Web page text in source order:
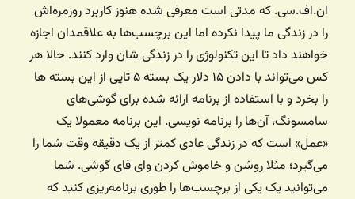
ان.اف.سی. که مدتی است معرفی شده هنوز کاربرد روزمره‌اش
را در زندگی ما پیدا نکرده اما این برچسب‌ها به علاقمدان اجازه
خواهند داد تا این تکنولوژی را در زندگی شان وارد کنند. حالا هر
کس می‌تواند با دادن ۱۵ دلار یک بسته ۵ تایی از این بسته ها
را بخرد و با استفاده از برنامه ارائه شده برای گوشی‌های
سامسونگ، آن‌ها را برنامه نویسی. این برنامه معمولا یک
«عمل» است که در زندگی عادی کمتر از یک دقیقه وقت شما را
می‌گیرد؛ مثلا روشن و خاموش کردن وای فای گوشی. شما
می‌توانید یک یکی از برچسب‌ها را طوری برنامه‌ریزی کنید که